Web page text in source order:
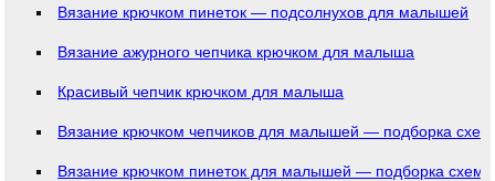
Вязание крючком пинеток — подсолнухов для малышей
Вязание ажурного чепчика крючком для малыша
Красивый чепчик крючком для малыша
Вязание крючком чепчиков для малышей — подборка схем
Вязание крючком пинеток для малышей — подборка схем